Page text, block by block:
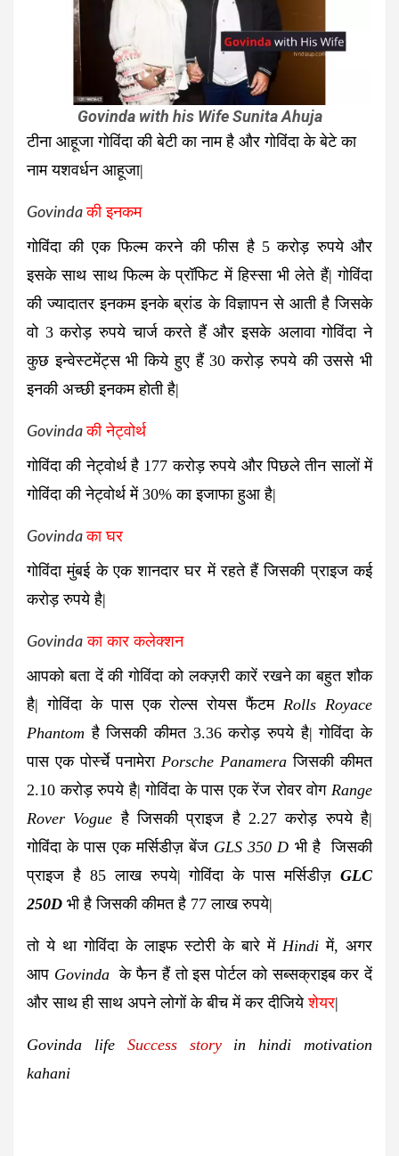
Govinda with his Wife Sunita Ahuja
टीना आहूजा गोविंदा की बेटी का नाम है और गोविंदा के बेटे का
नाम यशवर्धन आहूजा|
Govindaकी इनकम
गोविंदा की एक फिल्म करने की फीस है 5 करोड़ रुपये और
इसके साथ साथ फिल्म के प्रॉफिट में हिस्सा भी लेते हैं| गोविंदा
की ज्यादातर इनकम इनके ब्रांड के विज्ञापन से आती है जिसके
वो 3 करोड़ रुपये चार्ज करते हैं और इसके अलावा गोविंदा ने
कुछ इन्वेस्टमेंट्स भी किये हुए हैं 30 करोड़ रुपये की उससे भी
इनकी अच्छी इनकम होती है|
Govindaकी नेट्वोर्थ
गोविंदा की नेट्वोर्थ है 177 करोड़ रुपये और पिछले तीन सालों में
गोविंदा की नेट्वोर्थ में 30% का इजाफा हुआ है|
Govindaका घर
गोविंदा मुंबई के एक शानदार घर में रहते हैं जिसकी प्राइज कई
करोड़ रुपये है|
Govinda का कार कलेक्शन
आपको बता दें की गोविंदा को लक्ज़री कारें रखने का बहुत शौक
है| गोविंदा के पास एक रोल्स रोयस फैंटमRolls Royace
Phantom है जिसकी कीमत 3.36 करोड़रुपये है| गोविंदा के
पास एक पोर्स्चे पनामेरा Porsche Panamera जिसकी कीमत
2.10 करोड़रुपये है| गोविंदा के पास एक रेंज रोवर वोगRange
Rover Vogue है जिसकी प्राइज है2.27 करोड़रुपये है|
गोविंदा के पास एक मर्सिडीज़ बेंजGLS 350 D भी है जिसकी
प्राइज है 85 लाखरुपये| गोविंदा के पास मर्सिडीज़ GLC
250D भी है जिसकी कीमत है 77 लाखरुपये|
तो ये था गोविंदा के लाइफ स्टोरी के बारे में Hindiमें, अगर
आप Govindaके फैन हैं तो इस पोर्टल को सब्सक्राइब कर दें
और साथ ही साथ अपने लोगों के बीच में कर दीजियेशेयर|
Govinda life Success storyin hindi motivation
kahani